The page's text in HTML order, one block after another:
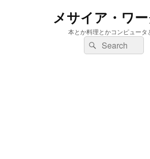
メサイア・ワ
本とか料理とかコンピュータ
検
索:
検
索